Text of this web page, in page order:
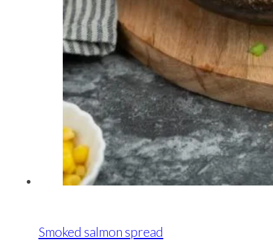
Smoked salmon spread